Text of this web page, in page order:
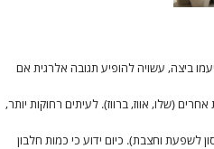
ביצה, עשויה להופיע תגובה אלרגית אם
(שלו, אווז, ברווז). לעיתים רחוקות יותר,
לשפעת וחצבת). כיום ידוע כי כמות חלבון